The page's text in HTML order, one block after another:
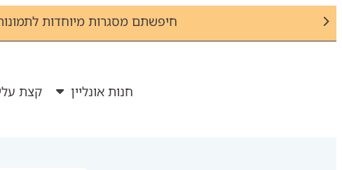
חיפשתם מסגרות מיוחדות
חנות אונליין קצת